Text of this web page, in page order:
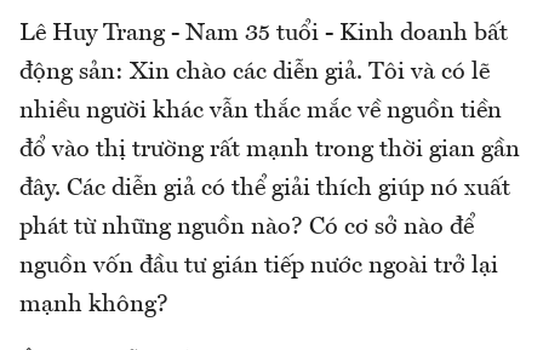
Lê Huy Trang - Nam 35 tuổi - Kinh doanh bất
động sản: Xin chào các diễn giả. Tôi và có lẽ
nhiều người khác vẫn thắc mắc về nguồn tiền
đổ vào thị trường rất mạnh trong thời gian gần
đây. Các diễn giả có thể giải thích giúp nó xuất
phát từ những nguồn nào? Có cơ sở nào để
nguồn vốn đầu tư gián tiếp nước ngoài trở lại
mạnh không?